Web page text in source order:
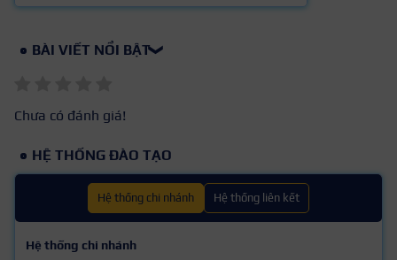
BÀI VIẾT NỔI BẬT❯
Chưa có đánh giá!
HỆ THỐNG ĐÀO TẠO
Hệ thống chi nhánh Hệ thống liên kết
Hệ thống chi nhánh